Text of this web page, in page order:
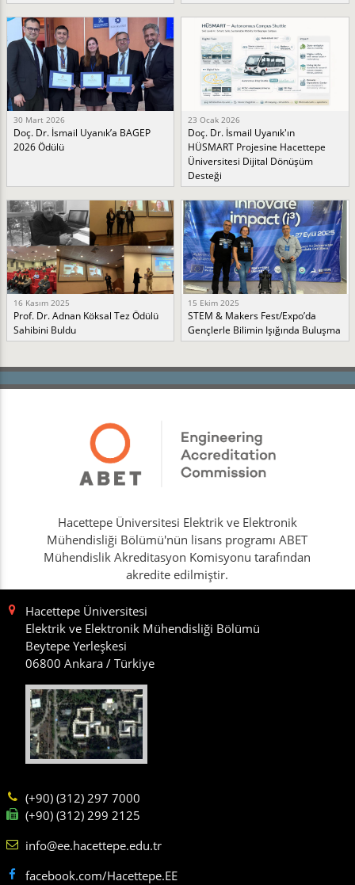
30 Mart 2026
Doç. Dr. İsmail Uyanık’a BAGEP
2026 Ödülü
23 Ocak 2026
Doç. Dr. İsmail Uyanık'ın
HÜSMART Projesine Hacettepe
Üniversitesi Dijital Dönüşüm
Desteği
16 Kasım 2025
Prof. Dr. Adnan Köksal Tez Ödülü
Sahibini Buldu
15 Ekim 2025
STEM & Makers Fest/Expo’da
Gençlerle Bilimin Işığında Buluşma
Hacettepe Üniversitesi Elektrik ve Elektronik
Mühendisliği Bölümü'nün lisans programı ABET
Mühendislik Akreditasyon Komisyonu tarafından
akredite edilmiştir.
Hacettepe Üniversitesi
Elektrik ve Elektronik Mühendisliği Bölümü
Beytepe Yerleşkesi
06800 Ankara / Türkiye
(+90) (312) 297 7000
(+90) (312) 299 2125
info@ee.hacettepe.edu.tr
facebook.com/Hacettepe.EE